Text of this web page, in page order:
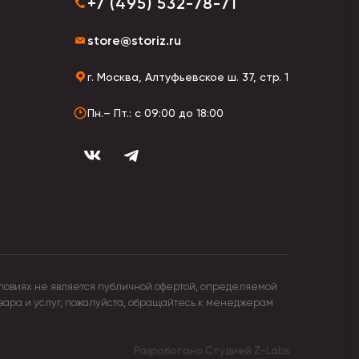
store@storiz.ru
г. Москва, Алтуфьевское ш. 37, стр. 1
Пн.– Пт.: с 09:00 до 18:00
не является публичной офертой, определяемой
и услуг, пожалуйста, обращайтесь к менеджерам
Разработано Студией Z-Labs